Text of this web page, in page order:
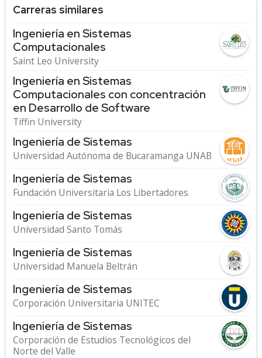
Carreras similares
Ingeniería en Sistemas
Computacionales
Saint Leo University
Ingeniería en Sistemas
Computacionales con concentración
en Desarrollo de Software
Tiffin University
Ingeniería de Sistemas
Universidad Autónoma de Bucaramanga UNAB
Ingeniería de Sistemas
Fundación Universitaria Los Libertadores
Ingeniería de Sistemas
Universidad Santo Tomás
Ingeniería de Sistemas
Universidad Manuela Beltrán
Ingeniería de Sistemas
Corporación Universitaria UNITEC
Ingeniería de Sistemas
Corporación de Estudios Tecnológicos del
Norte del Valle